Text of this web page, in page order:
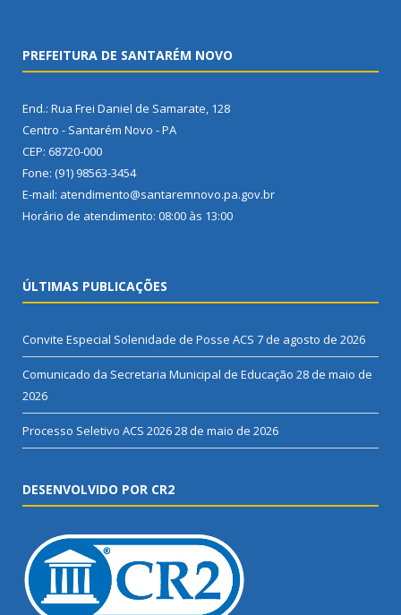
PREFEITURA DE SANTARÉM NOVO
End.: Rua Frei Daniel de Samarate, 128
Centro - Santarém Novo - PA
CEP: 68720-000
Fone: (91) 98563-3454
E-mail: atendimento@santaremnovo.pa.gov.br
Horário de atendimento: 08:00 às 13:00
ÚLTIMAS PUBLICAÇÕES
Convite Especial Solenidade de Posse ACS 7 de agosto de 2026
Comunicado da Secretaria Municipal de Educação 28 de maio de
2026
Processo Seletivo ACS 202628 de maio de 2026
DESENVOLVIDO POR CR2